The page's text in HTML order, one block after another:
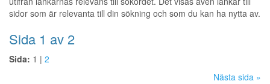
sidor som är relevanta till din sökning och som du kan ha nytta av.
Sida 1 av 2
Sida: 1 | 2
Nästa sida »